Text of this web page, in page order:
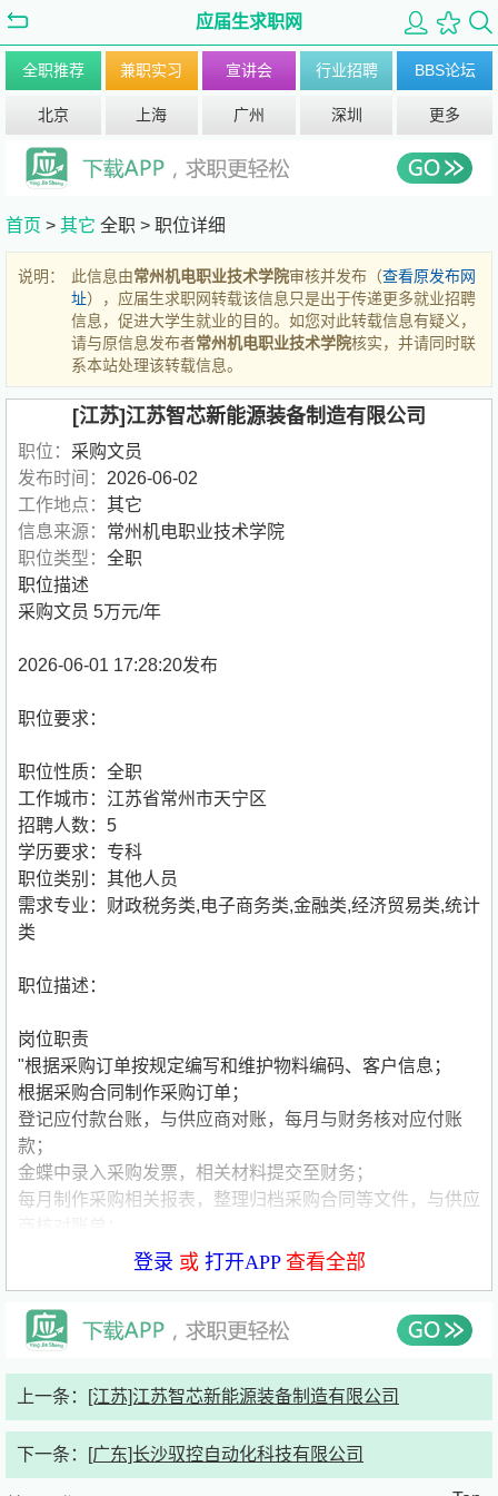
应届生求职网
全职推荐 兼职实习 宣讲会 行业招聘 BBS论坛
北京 上海 广州 深圳 更多
首页 > 其它 全职 > 职位详细
说明： 此信息由常州机电职业技术学院审核并发布（查看原发布网
址），应届生求职网转载该信息只是出于传递更多就业招聘
信息，促进大学生就业的目的。如您对此转载信息有疑义，
请与原信息发布者常州机电职业技术学院核实，并请同时联
系本站处理该转载信息。
[江苏]江苏智芯新能源装备制造有限公司
职位： 采购文员
发布时间： 2026-06-02
工作地点： 其它
信息来源： 常州机电职业技术学院
职位类型： 全职
职位描述
采购文员 5万元/年
2026-06-01 17:28:20发布
职位要求：
职位性质：全职
工作城市：江苏省常州市天宁区
招聘人数：5
学历要求：专科
职位类别：其他人员
需求专业：财政税务类,电子商务类,金融类,经济贸易类,统计
类
职位描述：
岗位职责
"根据采购订单按规定编写和维护物料编码、客户信息；
根据采购合同制作采购订单；
登记应付款台账，与供应商对账，每月与财务核对应付账
款；
金蝶中录入采购发票，相关材料提交至财务；
每月制作采购相关报表，整理归档采购合同等文件，与供应
登记固定资产采购合同整理归档，新增固定资产编码、卡片
任职资格
"大专及以上，有相关经验者优先
熟练Office（Excel/Word/PPT）、会ERP"
登录 或 打开APP查看全部
上一条： [江苏]江苏智芯新能源装备制造有限公司
下一条： [广东]长沙驭控自动化科技有限公司